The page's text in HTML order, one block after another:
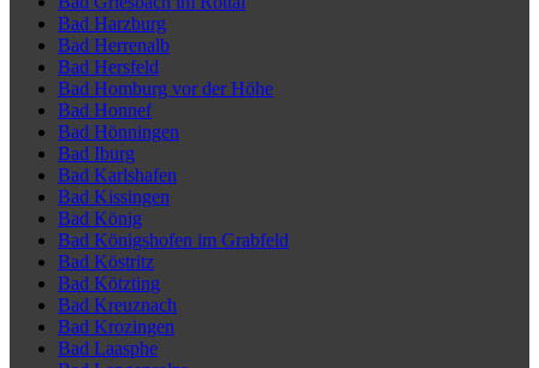
Bad Harzburg
Bad Herrenalb
Bad Hersfeld
Bad Homburg vor der Höhe
Bad Honnef
Bad Hönningen
Bad Iburg
Bad Karlshafen
Bad Kissingen
Bad König
Bad Königshofen im Grabfeld
Bad Köstritz
Bad Kötzting
Bad Kreuznach
Bad Krozingen
Bad Laasphe